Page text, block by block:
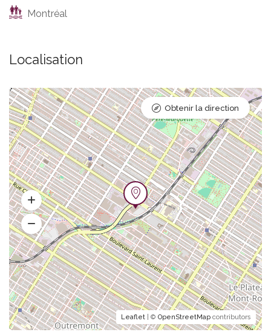
Montréal
Localisation
Leaflet | © OpenStreetMap contributors
Obtenir la direction